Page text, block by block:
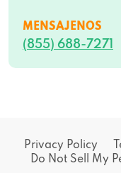
MENSAJENOS
(855) 688-7271
Privacy Policy
Do Not Sell My